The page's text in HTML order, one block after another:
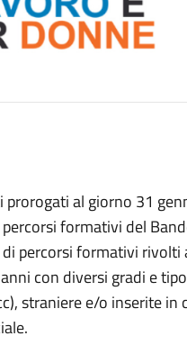
al giorno 31
formativi del
percorsi formativi
con diversi gradi e
straniere e/o inserite